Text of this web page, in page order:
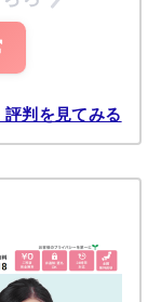
判を見てみる